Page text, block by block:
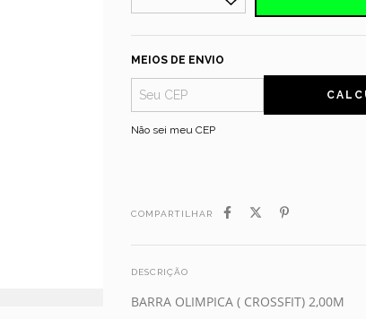
MEIOS DE ENVIO
Não sei meu CEP
COMPARTILHAR
DESCRIÇÃO
BARRA OLIMPICA ( CROSSFIT) 2,00M